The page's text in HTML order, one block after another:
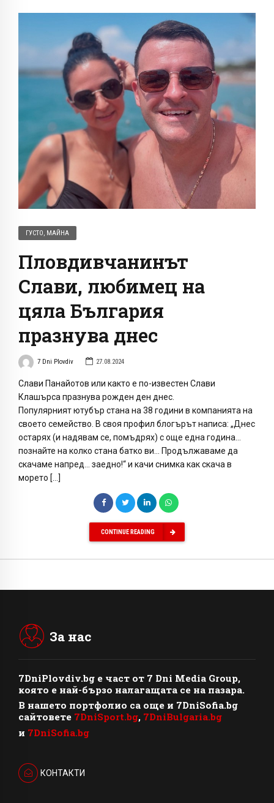
ГУСТО, МАЙНА
Пловдивчанинът
Слави, любимец на
цяла България
празнува днес
7 Dni Plovdiv 27.08.2024
Слави Панайотов или както е по-известен Слави
Клашърса празнува рожден ден днес.
Популярният ютубър стана на 38 години в компанията на
своето семейство. В своя профил блогърът написа: „Днес
остарях (и надявам се, помъдрях) с още една година…
познайте на колко стана батко ви… Продължаваме да
скачаме напред… заедно!“ и качи снимка как скача в
морето […]
CONTINUE READING
За нас
7DniPlovdiv.bg e част от 7 Dni Media Group,
която е най-бързо налагащата се на пазара.
В нашето портфолио са още и 7DniSofia.bg
сайтовете 7DniSport.bg, 7DniBulgaria.bg
и 7DniSofia.bg
КОНТАКТИ